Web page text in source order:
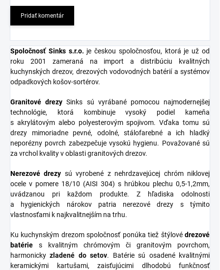
Pridať komentár
Spoločnosť Sinks s.r.o. je českou spoločnosťou, ktorá je už od
roku 2001 zameraná na import a distribúciu kvalitných
kuchynských drezov, drezových vodovodných batérií a systémov
odpadkových košov-sortérov.
Granitové drezy Sinks sú vyrábané pomocou najmodernejšej
technológie, ktorá kombinuje vysoký podiel kameňa
s akrylátovým alebo polyesterovým spojivom. Vďaka tomu sú
drezy mimoriadne pevné, odolné, stálofarebné a ich hladký
neporézny povrch zabezpečuje vysokú hygienu. Považované sú
za vrchol kvality v oblasti granitových drezov.
Nerezové drezy sú vyrobené z nehrdzavejúcej chróm niklovej
ocele v pomere 18/10 (AISI 304) s hrúbkou plechu 0,5-1,2mm,
uvádzanou pri každom produkte. Z hľadiska odolnosti
a hygienických nárokov patria nerezové drezy s týmito
vlastnosťami k najkvalitnejším na trhu.
Ku kuchynským drezom spoločnosť ponúka tiež štýlové drezové
batérie s kvalitným chrómovým či granitovým povrchom,
harmonickyzladené do setov. Batérie sú osadené kvalitnými
keramickými kartušami, zaisťujúcimi dlhodobú funkčnosť